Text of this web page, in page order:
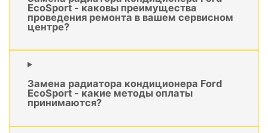
EcoSport - каковы преимущества
проведения ремонта в вашем сервисном
центре?
Замена радиатора кондиционера Ford
EcoSport - какие методы оплаты
принимаются?